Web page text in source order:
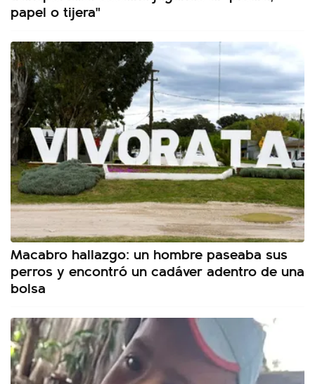
papel o tijera"
Macabro hallazgo: un hombre paseaba sus
perros y encontró un cadáver adentro de una
bolsa